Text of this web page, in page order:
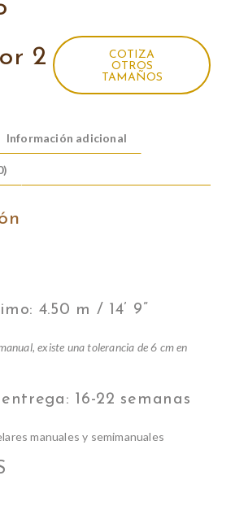
2
COTIZA
OTROS
TAMAÑOS
Información adicional
4.50 m / 14’ 9”
existe una tolerancia de 6 cm en
16-22 semanas
manuales y semimanuales